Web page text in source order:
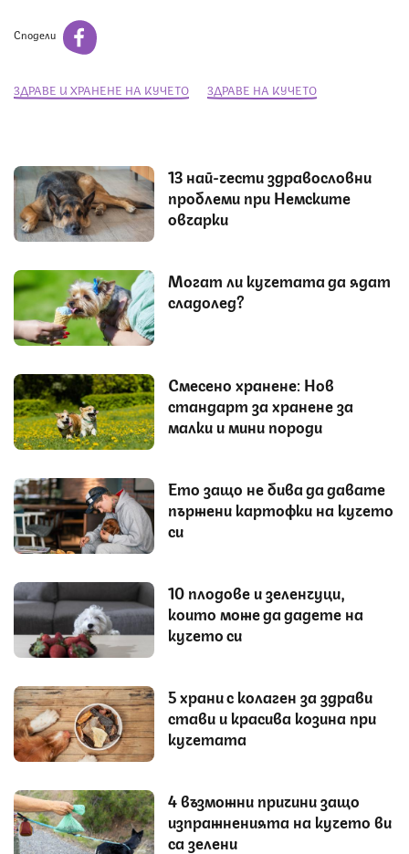
Сподели
ЗДРАВЕ И ХРАНЕНЕ НА КУЧЕТО ЗДРАВЕ НА КУЧЕТО
13 най-чести здравословни
проблеми при Немските
овчарки
Могат ли кучетата да ядат
сладолед?
Смесено хранене: Нов
стандарт за хранене за
малки и мини породи
Ето защо не бива да давате
пържени картофки на кучето
си
10 плодове и зеленчуци,
които може да дадете на
кучето си
5 храни с колаген за здрави
стави и красива козина при
кучетата
4 възможни причини защо
изпражненията на кучето ви
са зелени